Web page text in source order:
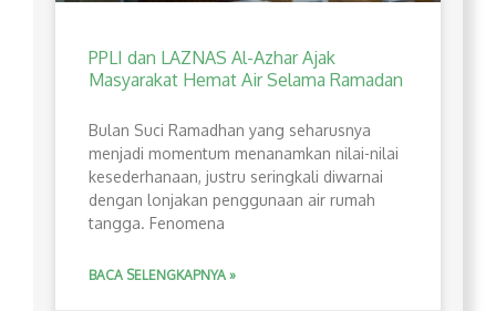
PPLI dan LAZNAS Al-Azhar Ajak
Masyarakat Hemat Air Selama Ramadan
Bulan Suci Ramadhan yang seharusnya
menjadi momentum menanamkan nilai-nilai
kesederhanaan, justru seringkali diwarnai
dengan lonjakan penggunaan air rumah
tangga. Fenomena
BACA SELENGKAPNYA »